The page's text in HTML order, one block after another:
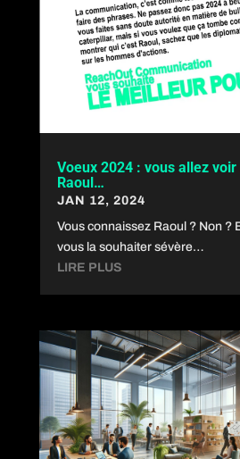
Voeux 2024 : vous allez voir
Raoul…
JAN 12, 2024
Vous connaissez Raoul ? Non ?
vous la souhaiter sévère…
LIRE PLUS